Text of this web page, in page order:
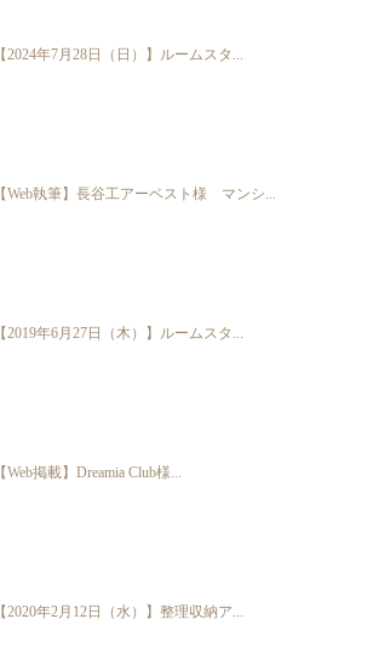
【2024年7月28日（日）】ルームスタ...
【Web執筆】長谷工アーベスト様 マンシ...
【2019年6月27日（木）】ルームスタ...
【Web掲載】Dreamia Club様...
【2020年2月12日（水）】整理収納ア...